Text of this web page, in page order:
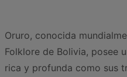
Oruro, conocida
Folklore de Bolivia, posee
rica y profunda como sus